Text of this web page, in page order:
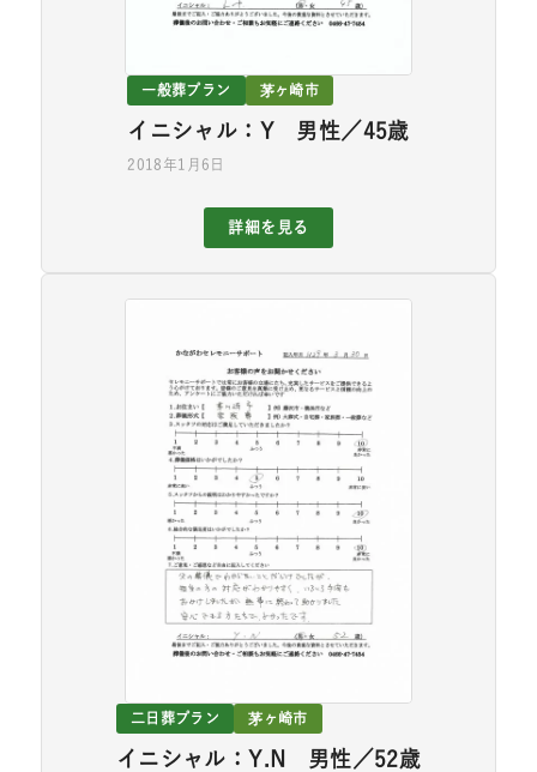
一般葬プラン 茅ヶ崎市
イニシャル：Y 男性／45歳
2018年1月6日
詳細を見る
二日葬プラン 茅ヶ崎市
イニシャル：Y.N 男性／52歳